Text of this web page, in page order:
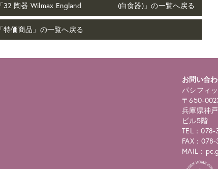
「32 陶器 Wilmax England (白食器)」の一覧へ戻る
「特価商品」の一覧へ戻る
お問い合
パシフィ
〒650-
兵庫県神
ビル5階
TEL：078-
FAX：
MAIL：